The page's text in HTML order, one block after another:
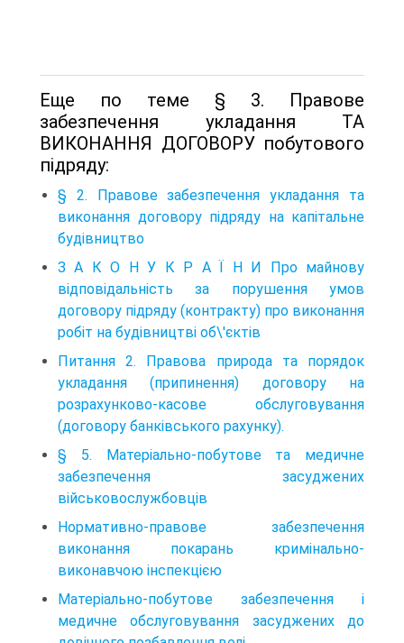
Еще по теме § 3. Правове
забезпечення укладання ТА
ВИКОНАННЯ ДОГОВОРУ побутового
підряду:
§ 2. Правове забезпечення укладання та
виконання договору підряду на капітальне
будівництво
З А К О Н У К Р А Ї Н И Про майнову
відповідальність за порушення умов
договору підряду (контракту) про виконання
робіт на будівництві об\'єктів
Питання 2. Правова природа та порядок
укладання (припинення) договору на
розрахунково-касове обслуговування
(договору банківського рахунку).
§ 5. Матеріально-побутове та медичне
забезпечення засуджених
військовослужбовців
Нормативно-правове забезпечення
виконання покарань кримінально-
виконавчою інспекцією
Матеріально-побутове забезпечення і
медичне обслуговування засуджених до